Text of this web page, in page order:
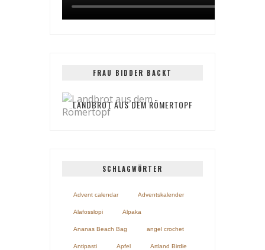
FRAU BIDDER BACKT
LANDBROT AUS DEM RÖMERTOPF
SCHLAGWÖRTER
Advent calendar Adventskalender
Alafosslopi Alpaka
Ananas Beach Bag angel crochet
Antipasti Apfel Artland Birdie